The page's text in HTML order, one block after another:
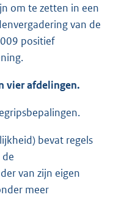
om te zetten in een
van de
positief
vier afdelingen.
bevat regels
van zijn eigen
meer